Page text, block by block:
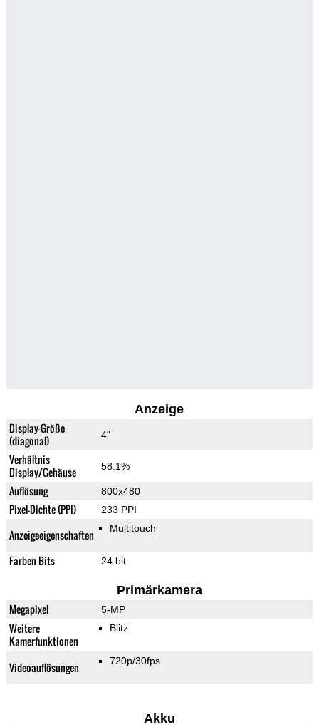
Anzeige
Display-Größe
(diagonal)
4"
Verhältnis
Display/Gehäuse
58.1%
Auflösung 800x480
Pixel-Dichte (PPI) 233 PPI
Anzeigeeigenschaften Multitouch
Farben Bits 24 bit
Primärkamera
Megapixel 5-MP
Weitere
Kamerfunktionen
Blitz
Videoauflösungen 720p/30fps
Akku